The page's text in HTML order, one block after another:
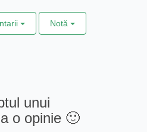
Notă
unui
o opinie 🙂